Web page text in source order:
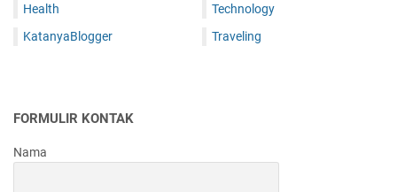
Health
KatanyaBlogger
Technology
Traveling
FORMULIR KONTAK
Nama